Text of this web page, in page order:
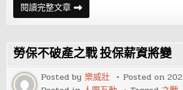
閱讀完整文章讓
她
更
高
潮
的
唇
舌
之
勞保不破產之戰 投保薪資將變
Posted by樂威壯 Posted on